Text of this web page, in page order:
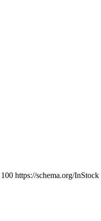
100 https://schema.org/InStock